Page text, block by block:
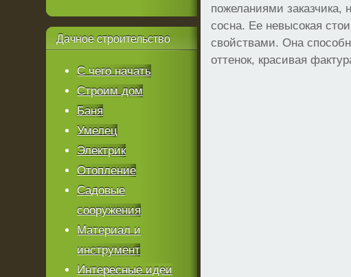
пожеланиями заказчика,
сосна. Ее невысокая
свойствами. Она
оттенок, красивая
Дачное строительство
С чего начать
Строим дом
Баня
Умелец
Электрик
Отопление
Садовые
сооружения
Материал и
инструмент
Интересные идеи